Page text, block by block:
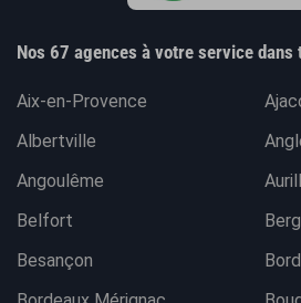
Nos 67 agences à votre service dans
Aix-en-Provence
Albertville
Angoulême
Belfort
Besançon